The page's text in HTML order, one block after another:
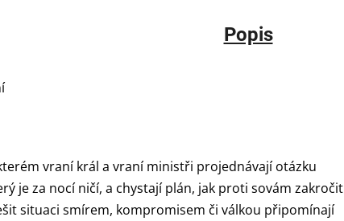
Popis
vraní král a vraní ministři projednávají otázku
je za nocí ničí, a chystají plán, jak proti sovám zakročit
situaci smírem, kompromisem či válkou připomínají